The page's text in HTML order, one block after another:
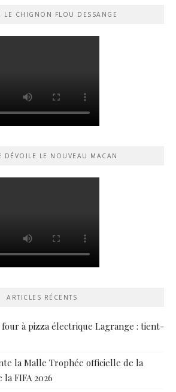
LE CHIGNON FLOU DESSANGE
DÉVOILE LE NOUVEAU MACAN
ARTICLES RÉCENTS
à pizza électrique Lagrange : tient-
la Malle Trophée officielle de la
FIFA 2026